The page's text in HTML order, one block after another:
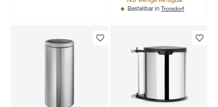
Bestellbar in Troisdorf